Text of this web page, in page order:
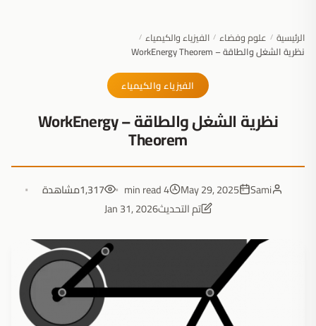
الرئيسية / علوم وفضاء / الفيزياء والكيمياء /
نظرية الشغل والطاقة – WorkEnergy Theorem
الفيزياء والكيمياء
نظرية الشغل والطاقة – WorkEnergy
Theorem
Sami
May 29, 2025
4 min read
1,317مشاهدة
تم التحديثJan 31, 2026